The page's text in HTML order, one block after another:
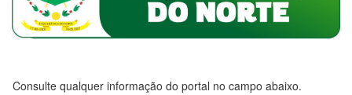
Consulte qualquer informação do portal no campo abaixo.